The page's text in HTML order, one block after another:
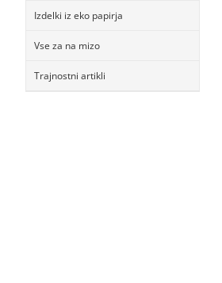
Izdelki iz eko papirja
Vse za na mizo
Trajnostni artikli